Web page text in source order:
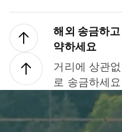
해외 송금하
약하세요
거리에 상관
로 송금하세